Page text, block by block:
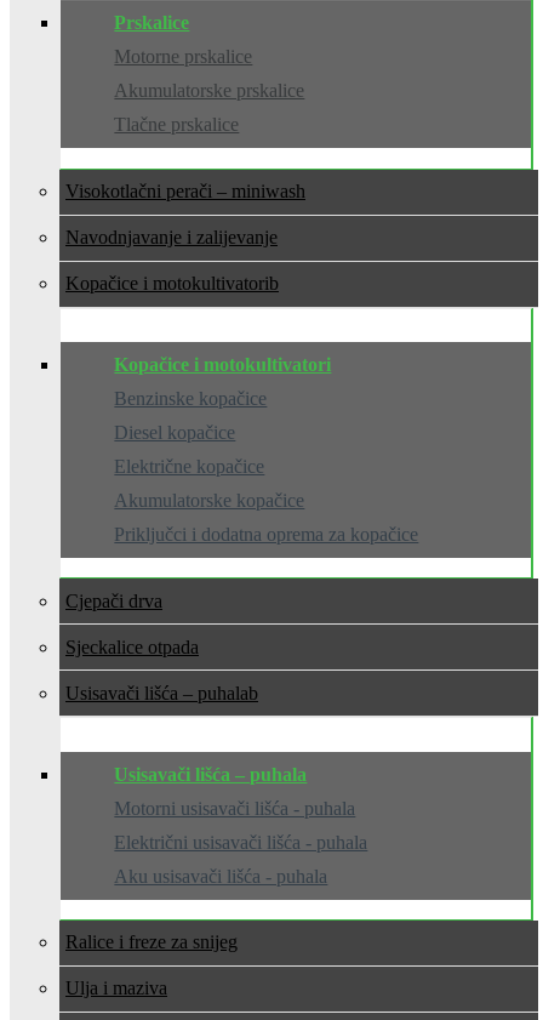
Prskalice
Motorne prskalice
Akumulatorske prskalice
Tlačne prskalice
Visokotlačni perači – miniwash
Navodnjavanje i zalijevanje
Kopačice i motokultivatori
Kopačice i motokultivatori
Benzinske kopačice
Diesel kopačice
Električne kopačice
Akumulatorske kopačice
Priključci i dodatna oprema za kopačice
Cjepači drva
Sjeckalice otpada
Usisavači lišća – puhala
Usisavači lišća – puhala
Motorni usisavači lišća - puhala
Električni usisavači lišća - puhala
Aku usisavači lišća - puhala
Ralice i freze za snijeg
Ulja i maziva